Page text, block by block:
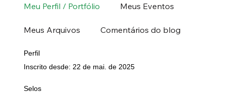
Meu Perfil / Portfólio Meus Eventos
Meus Arquivos Comentários do blog
Perfil
Inscrito desde: 22 de mai. de 2025
Selos